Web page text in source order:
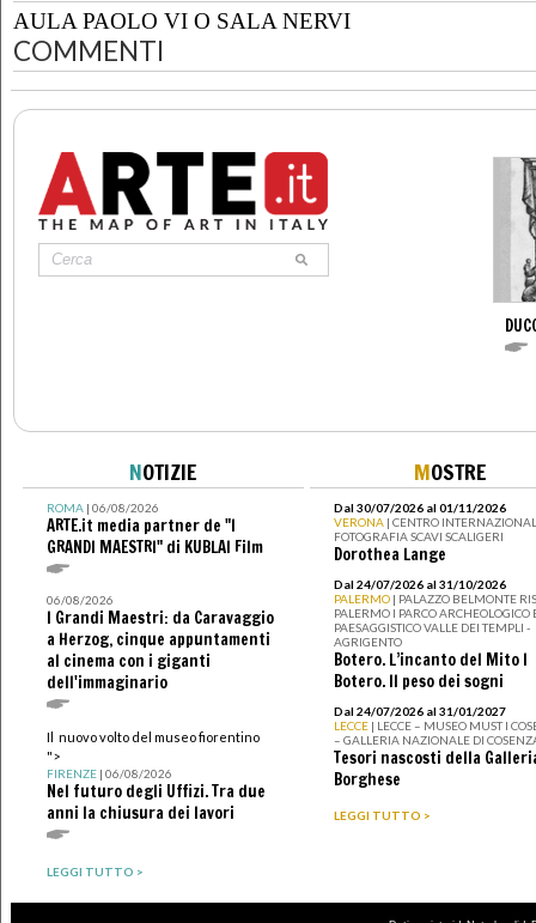
AULA PAOLO VI O SALA NERVI
COMMENTI
NOTIZIE
ROMA| 06/08/2026
ARTE.it media partner de "I
GRANDI MAESTRI" di KUBLAI Film
06/08/2026
I Grandi Maestri: da Caravaggio
a Herzog, cinque appuntamenti
al cinema con i giganti
dell'immaginario
Il nuovo volto del museo fiorentino
">
FIRENZE| 06/08/2026
Nel futuro degli Uffizi. Tra due
anni la chiusura dei lavori
LEGGI TUTTO >
MOSTRE
Dal 30/07/2026 al 01/11/2026
VERONA | CENTRO
FOTOGRAFIA SCAVI SCALIGERI
Dorothea Lange
Dal 24/07/2026 al 31/10/2026
PALERMO | PALAZZO BELMONTE
PALERMO I PARCO ARCHEOLOGICO
PAESAGGISTICO VALLE DEI TEMPLI -
AGRIGENTO
Botero. L’incanto del Mito I
Botero. Il peso dei sogni
Dal 24/07/2026 al 31/01/2027
LECCE | LECCE – MUSEO MUST I
– GALLERIA NAZIONALE DI
Tesori nascosti della
Borghese
LEGGI TUTTO >